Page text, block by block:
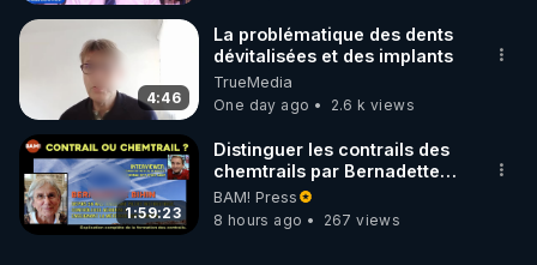
4:46
La problématique des dents
dévitalisées et des implants
TrueMedia
One day ago
2.6 k views
1:59:23
Distinguer les contrails des
chemtrails par Bernadette
Bihin
BAM! Press
8 hours ago
267 views